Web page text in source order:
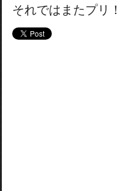
それではまたプリ！